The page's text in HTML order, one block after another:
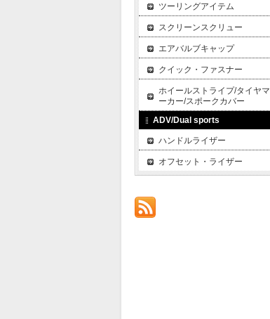
ツーリングアイテム
スクリーンスクリュー
エアバルブキャップ
クイック・ファスナー
ホイールストライプ/タイヤマ
ーカー/スポークカバー
ADV/Dual sports
ハンドルライザー
オフセット・ライザー